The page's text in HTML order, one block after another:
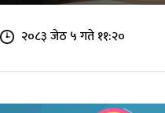
२०८३ जेठ ५ गते ११:२०